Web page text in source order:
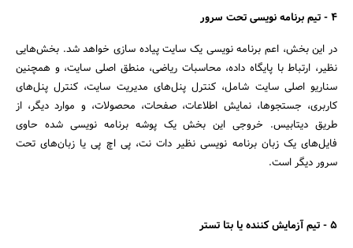
4 - تیم برنامه نویسی تحت سرور
در این بخش، اعم برنامه نویسی یک سایت پیاده سازی خواهد شد. بخش‌هایی
نظیر، ارتباط با پایگاه داده، محاسبات ریاضی، منطق اصلی سایت، و همچنین
سناریو اصلی سایت شامل، کنترل پنل‌های مدیریت سایت، کنترل پنل‌های
کاربری، جستجوها، نمایش اطلاعات، صفحات، محصولات، و موارد دیگر، از
طریق دیتابیس. خروجی این بخش یک پوشه برنامه نویسی شده حاوی
فایل‌های یک زبان برنامه نویسی نظیر دات نت، پی اچ پی یا زبان‌های تحت
سرور دیگر است.
5 - تیم آزمایش کننده یا بتا تستر